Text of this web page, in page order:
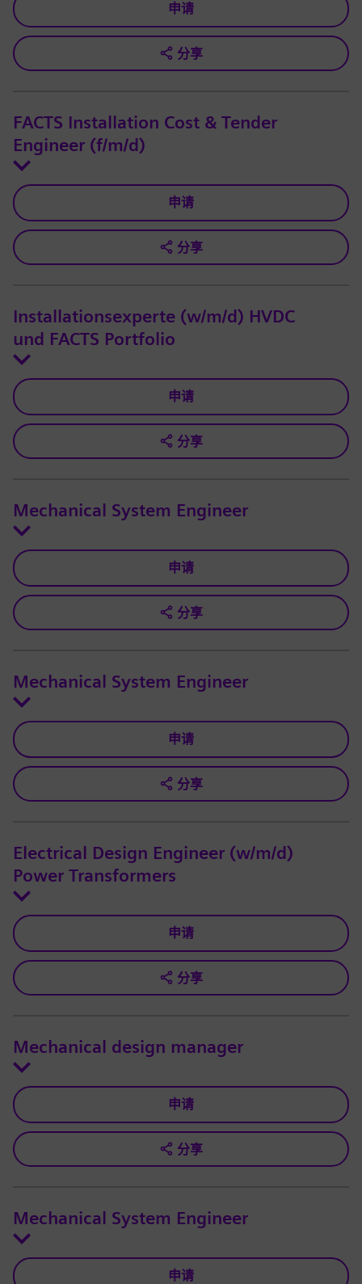
申请
分享
FACTS Installation Cost & Tender
Engineer (f/m/d)
申请
分享
Installationsexperte (w/m/d) HVDC
und FACTS Portfolio
申请
分享
Mechanical System Engineer
申请
分享
Mechanical System Engineer
申请
分享
Electrical Design Engineer (w/m/d)
Power Transformers
申请
分享
Mechanical design manager
申请
分享
Mechanical System Engineer
申请